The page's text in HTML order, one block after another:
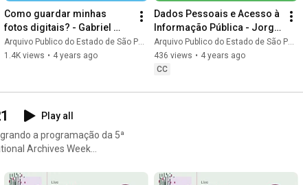
Se você é
não foi abordado ou
pessoais, entre em
Como guardar minhas
fotos digitais? - Gabriel
Moore Bevilacqua
#ArquivoNossoDeCadaDia
Arquivo Publico do Estado de São Paulo
1.4K views • 4 years ago
Dados Pessoais e Acesso à
Informação Pública - Jorge
Bittencourt
#ArquivoNossoDeCadaDia
Arquivo Publico do Estado de São Paulo
436 views • 4 years ago
CC
Play all
a programação da 5ª
Archives Week
sigla em inglês) em